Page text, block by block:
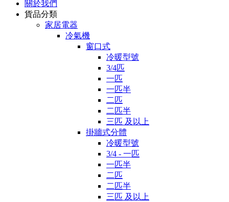
關於我們
貨品分類
家居電器
冷氣機
窗口式
冷暖型號
3/4匹
一匹
一匹半
二匹
二匹半
三匹 及以上
掛牆式分體
冷暖型號
3/4 - 一匹
一匹半
二匹
二匹半
三匹 及以上